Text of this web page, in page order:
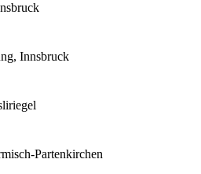
Innsbruck
Partenkirchen